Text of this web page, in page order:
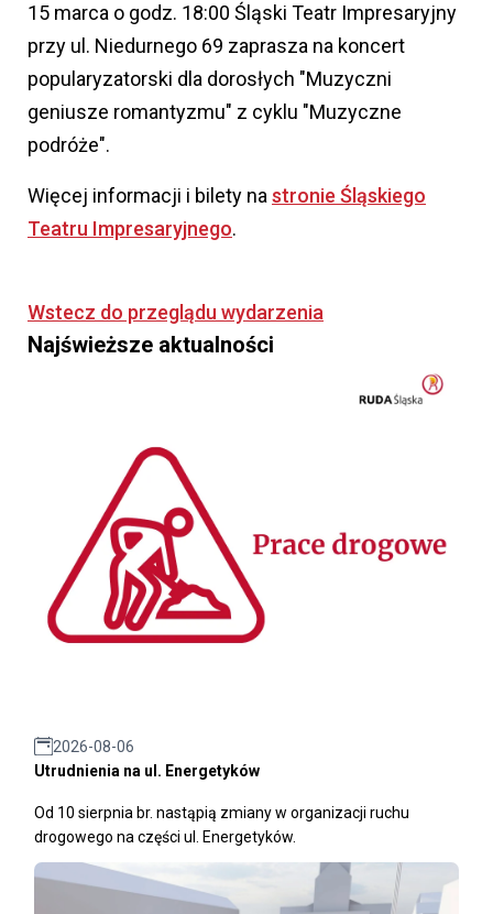
15 marca o godz. 18:00 Śląski Teatr Impresaryjny
przy ul. Niedurnego 69 zaprasza na koncert
popularyzatorski dla dorosłych "Muzyczni
geniusze romantyzmu" z cyklu "Muzyczne
podróże".
Więcej informacji i bilety na stronie Śląskiego
Teatru Impresaryjnego.
Wstecz do przeglądu wydarzenia
Najświeższe aktualności
2026-08-06
Utrudnienia na ul. Energetyków
Od 10 sierpnia br. nastąpią zmiany w organizacji ruchu
drogowego na części ul. Energetyków.